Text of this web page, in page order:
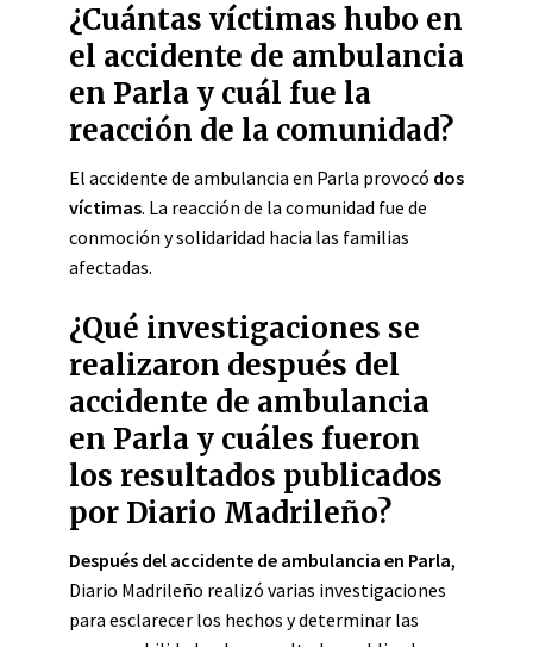
¿Cuántas víctimas hubo en
el accidente de ambulancia
en Parla y cuál fue la
reacción de la comunidad?
El accidente de ambulancia en Parla provocó dos
víctimas. La reacción de la comunidad fue de
conmoción y solidaridad hacia las familias
afectadas.
¿Qué investigaciones se
realizaron después del
accidente de ambulancia
en Parla y cuáles fueron
los resultados publicados
por Diario Madrileño?
Después del accidente de ambulancia en Parla,
Diario Madrileño realizó varias investigaciones
para esclarecer los hechos y determinar las